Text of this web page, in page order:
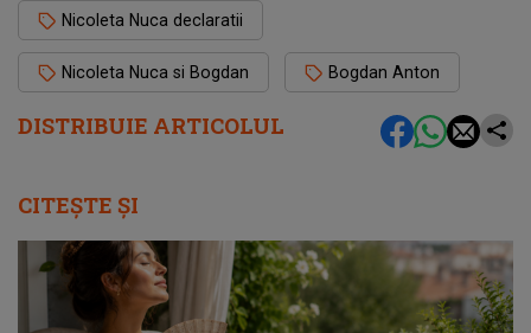
DISTRIBUIE ARTICOLUL
Nicoleta Nuca declaratii
Nicoleta Nuca si Bogdan Bogdan Anton
CITEȘTE ȘI